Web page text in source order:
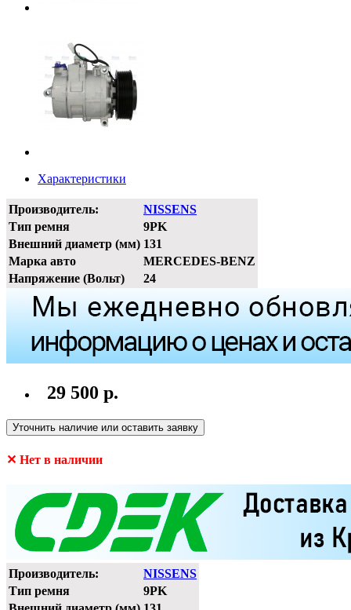
Характеристики
Производитель:
NISSENS
Тип ремня
9PK
Внешний диаметр (мм) 131
Марка авто
MERCEDES-BENZ
Напряжение (Вольт)
24
29 500 р.
Уточнить наличие или оставить заявку
✕ Нет в наличии
Производитель:
NISSENS
Тип ремня
9PK